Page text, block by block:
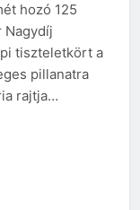
hozó 125
Nagydíj
tiszteletkört a
pillanatra
rajtja…